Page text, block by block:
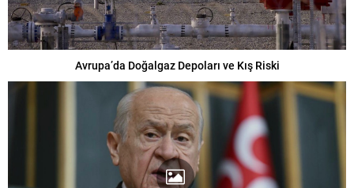
Avrupa’da Doğalgaz Depoları ve Kış Riski